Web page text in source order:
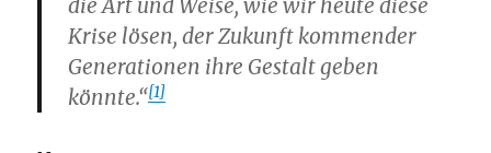
die Art und Weise, wie wir heute diese
Krise lösen, der Zukunft kommender
Generationen ihre Gestalt geben
könnte.“[1]